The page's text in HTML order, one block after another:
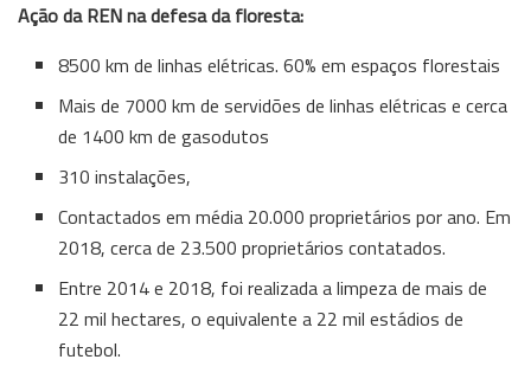
Ação da REN na defesa da floresta:
8500 km de linhas elétricas. 60% em espaços florestais
Mais de 7000 km de servidões de linhas elétricas e cerca
de 1400 km de gasodutos
310 instalações,
Contactados em média 20.000 proprietários por ano. Em
2018, cerca de 23.500 proprietários contatados.
Entre 2014 e 2018, foi realizada a limpeza de mais de
22 mil hectares, o equivalente a 22 mil estádios de
futebol.